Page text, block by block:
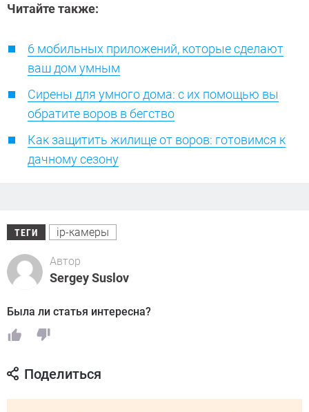
Читайте также:
6 мобильных приложений, которые сделают
ваш дом умным
Сирены для умного дома: с их помощью вы
обратите воров в бегство
Как защитить жилище от воров: готовимся к
дачному сезону
ТЕГИ ip-камеры
Автор
Sergey Suslov
Была ли статья интересна?
Поделиться